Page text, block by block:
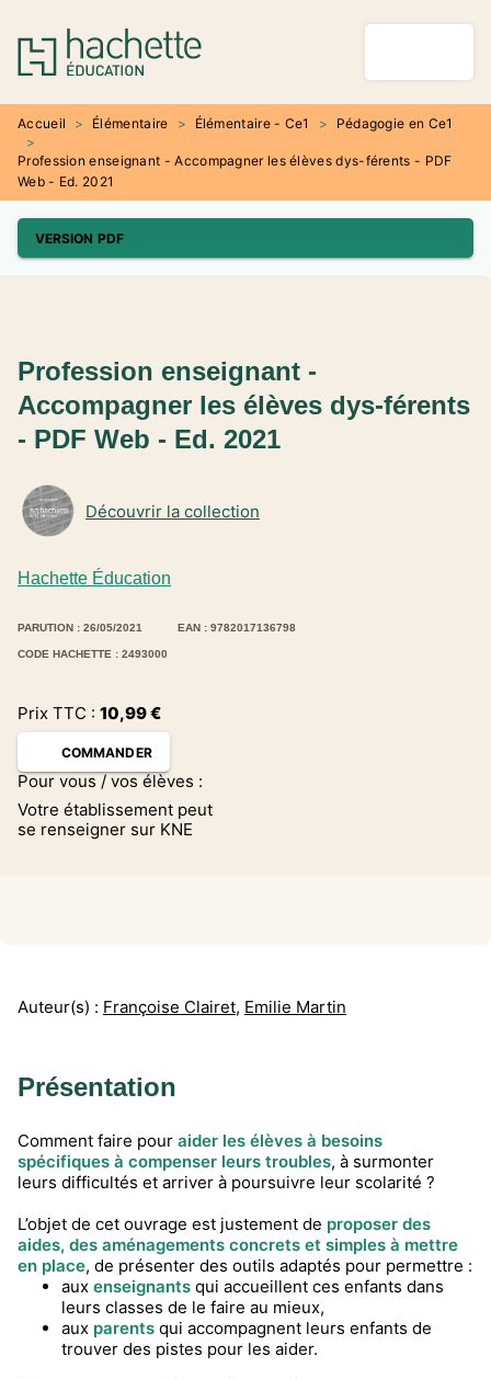
MENU RECHERCHE
PIED DE PAGE
Accueil > Élémentaire > Élémentaire - Ce1 >
Pédagogie en Ce1
>
Profession enseignant - Accompagner les élèves dys-férents - PDF
Web - Ed. 2021
VERSION PDF
Hachette Éducation
Découvrir la collection
Profession enseignant -
Accompagner les élèves dys-férents
- PDF Web - Ed. 2021
PARUTION : 26/05/2021 EAN : 9782017136798
CODE HACHETTE : 2493000
Prix TTC : 10,99€
COMMANDER
Pour vous / vos élèves :
Votre établissement peut
se renseigner sur KNE
Auteur(s) : Françoise Clairet, Emilie Martin
Présentation
Comment faire pour aider les élèves à besoins
spécifiques à compenser leurs troubles, à surmonter
leurs difficultés et arriver à poursuivre leur scolarité ?
L’objet de cet ouvrage est justement de proposer des
aides, des aménagements concrets et simples à mettre
en place, de présenter des outils adaptés pour permettre :
aux enseignants qui accueillent ces enfants dans
leurs classes de le faire au mieux,
aux parents qui accompagnent leurs enfants de
trouver des pistes pour les aider.